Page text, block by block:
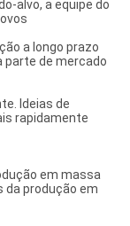
alvo, a equipe do
a longo prazo
parte de mercado
Ideias de
rapidamente
em massa
da produção em